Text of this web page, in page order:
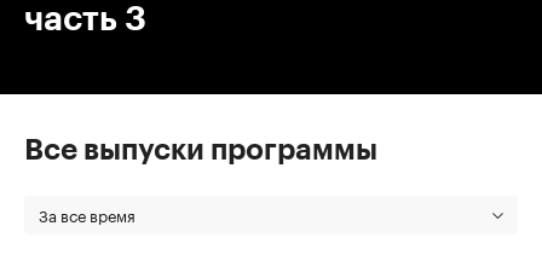
часть 3
Все выпуски программы
За все время